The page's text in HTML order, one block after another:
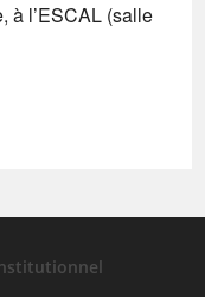
à l’ESCAL (salle